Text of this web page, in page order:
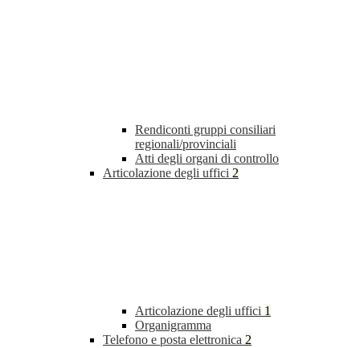
Rendiconti gruppi consiliari
regionali/provinciali
Atti degli organi di controllo
Articolazione degli uffici 2
Articolazione degli uffici 1
Organigramma
Telefono e posta elettronica 2